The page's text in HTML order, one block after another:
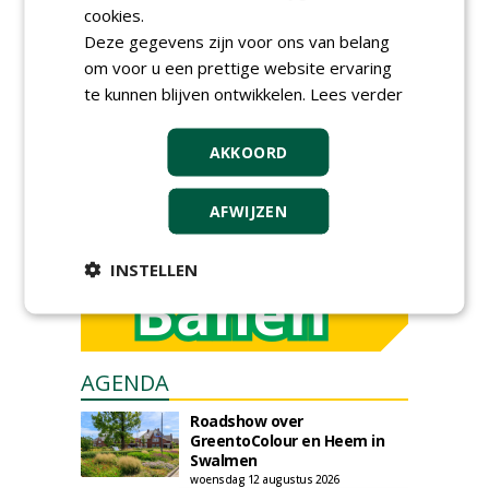
GREEN OUTLET
Iedereen kan gratis kleine advertenties
plaatsen via zijn eigen account.
Plaats een gratis advertentie
AGENDA
Roadshow over
GreentoColour en Heem in
Swalmen
woensdag 12 augustus 2026
cookies.
Deze gegevens zijn voor ons van belang
om voor u een prettige website ervaring
te kunnen blijven ontwikkelen. Lees verder
AKKOORD
AFWIJZEN
INSTELLEN